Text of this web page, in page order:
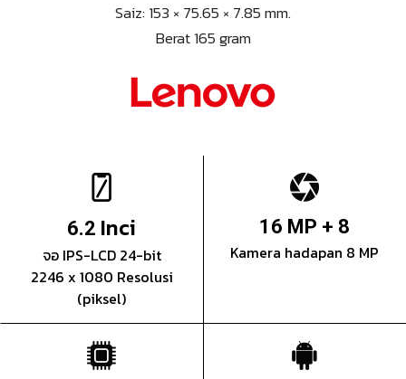
Saiz: 153 × 75.65 × 7.85 mm.
Berat 165 gram
6.2 Inci
จอ IPS-LCD 24-bit
2246 x 1080 Resolusi
(piksel)
16 MP + 8
Kamera hadapan 8 MP